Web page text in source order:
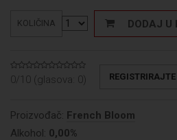
KOLIČINA DODAJ U
0/10 (glasova: 0)
Proizvođač: French Bloom
Alkohol: 0,00%